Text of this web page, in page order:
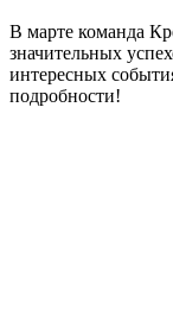
В марте команда
значительных
интересных
подробности!